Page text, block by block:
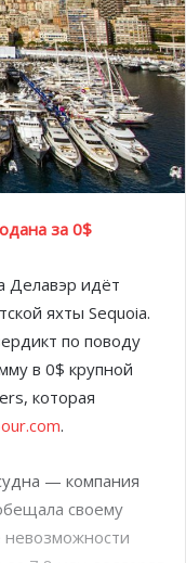
за 0$
Делавэр идёт
яхты Sequoia.
по поводу
в 0$ крупной
которая
.
— компания
своему
невозможности